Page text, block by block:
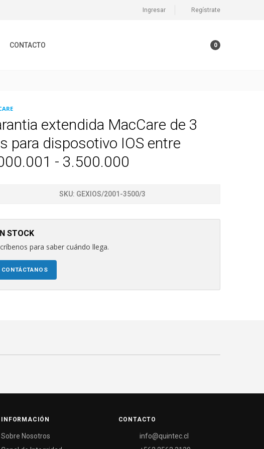
Ingresar Regístrate
CONTACTO 0
extendida MacCare de 3
para disposotivo IOS entre
- 3.500.000
SKU: GEXIOS/2001-3500/3
STOCK
para saber cuándo llega.
CONTÁCTANOS
INFORMACIÓN
Sobre Nosotros
CONTACTO
info@quintec.cl